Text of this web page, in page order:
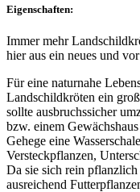
Eigenschaften:
Immer mehr
hier aus ein neues und
Für eine naturnahe
Landschildkröten ein
sollte ausbruchssicher
bzw. einem
Gehege eine
Versteckpflanzen,
Da sie sich rein
ausreichend